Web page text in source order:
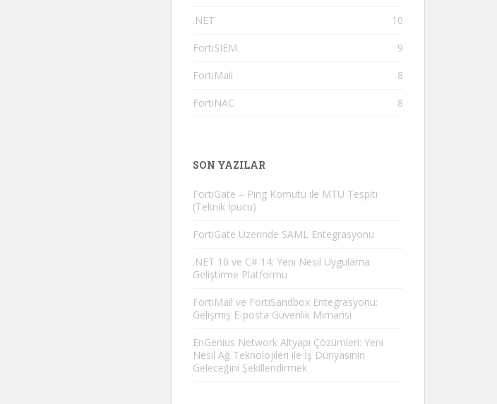
.NET 10
FortiSIEM 9
FortiMail 8
FortiNAC 8
SON YAZILAR
FortiGate – Ping Komutu ile MTU Tespiti
(Teknik İpucu)
FortiGate Üzerinde SAML Entegrasyonu
.NET 10 ve C# 14: Yeni Nesil Uygulama
Geliştirme Platformu
FortiMail ve FortiSandbox Entegrasyonu:
Gelişmiş E-posta Güvenlik Mimarisi
EnGenius Network Altyapı Çözümleri: Yeni
Nesil Ağ Teknolojileri ile İş Dünyasının
Geleceğini Şekillendirmek